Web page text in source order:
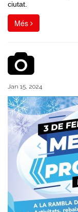
ciutat.
Més
Jan 15, 2024